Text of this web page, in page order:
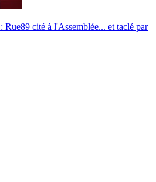
Rue89 cité à l'Assemblée... et taclé par